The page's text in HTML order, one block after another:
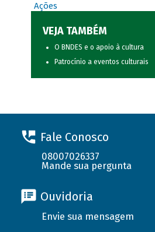
Ações
VEJA TAMBÉM
O BNDES e o apoio à cultura
Patrocínio a eventos culturais
Fale Conosco
08007026337
Mande sua pergunta
Ouvidoria
Envie sua mensagem